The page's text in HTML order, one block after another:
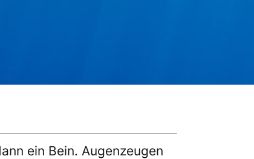
ein Bein. Augenzeugen